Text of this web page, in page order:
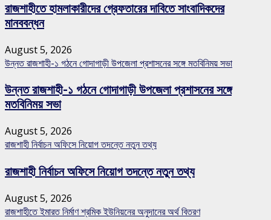
রাজশাহীতে হামলাকারীদের গ্রেফতারের দাবিতে সাংবাদিকদের
মানববন্ধন
August 5, 2026
উন্নত রাজশাহী-১ গঠনে গোদাগাড়ী উপজেলা প্রশাসনের সঙ্গে মতবিনিময় সভা
উন্নত রাজশাহী-১ গঠনে গোদাগাড়ী উপজেলা প্রশাসনের সঙ্গে
মতবিনিময় সভা
August 5, 2026
রাজশাহী নির্বাচন অফিসে নিয়োগ তদন্তে নতুন তথ্য
রাজশাহী নির্বাচন অফিসে নিয়োগ তদন্তে নতুন তথ্য
August 5, 2026
রাজশাহীতে ইমারত নির্মাণ শ্রমিক ইউনিয়নের অনুদানের অর্থ বিতরণ